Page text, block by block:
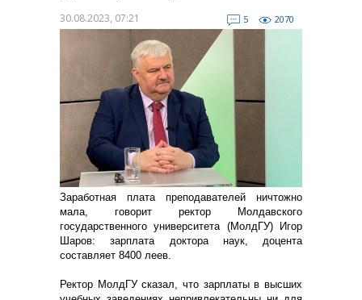
30.08.2023, 07:21 5 2070
Заработная плата преподавателей ничтожно
мала, говорит ректор Молдавского
государственного университета (МолдГУ) Игор
Шаров: зарплата доктора наук, доцента
составляет 8400 леев.
Ректор МолдГУ сказал, что зарплаты в высших